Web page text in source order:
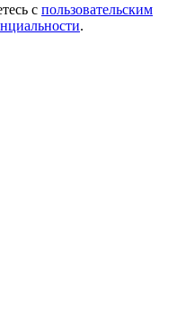
с пользовательским
.